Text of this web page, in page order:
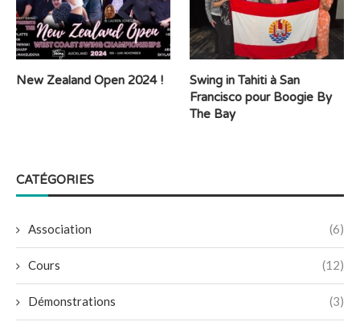
New Zealand Open 2024 !
Swing in Tahiti à San
Francisco pour Boogie By
The Bay
CATÉGORIES
Association (6)
Cours (12)
Démonstrations (3)